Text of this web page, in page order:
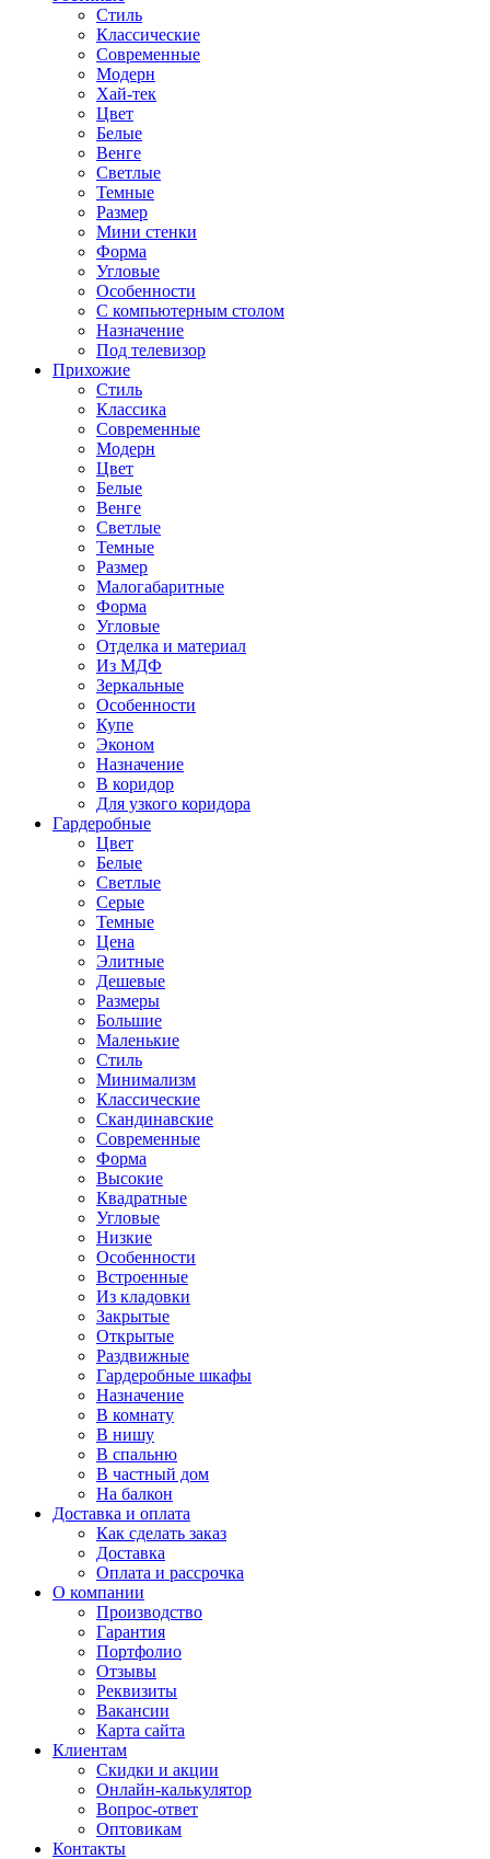
Стиль
Классические
Современные
Модерн
Хай-тек
Цвет
Белые
Венге
Светлые
Темные
Размер
Мини стенки
Форма
Угловые
Особенности
С компьютерным столом
Назначение
Под телевизор
Прихожие
Стиль
Классика
Современные
Модерн
Цвет
Белые
Венге
Светлые
Темные
Размер
Малогабаритные
Форма
Угловые
Отделка и материал
Из МДФ
Зеркальные
Особенности
Купе
Эконом
Назначение
В коридор
Для узкого коридора
Гардеробные
Цвет
Белые
Светлые
Серые
Темные
Цена
Элитные
Дешевые
Размеры
Большие
Маленькие
Стиль
Минимализм
Классические
Скандинавские
Современные
Форма
Высокие
Квадратные
Угловые
Низкие
Особенности
Встроенные
Из кладовки
Закрытые
Открытые
Раздвижные
Гардеробные шкафы
Назначение
В комнату
В нишу
В спальню
В частный дом
На балкон
Доставка и оплата
Как сделать заказ
Доставка
Оплата и рассрочка
О компании
Производство
Гарантия
Портфолио
Отзывы
Реквизиты
Вакансии
Карта сайта
Клиентам
Скидки и акции
Онлайн-калькулятор
Вопрос-ответ
Оптовикам
Контакты